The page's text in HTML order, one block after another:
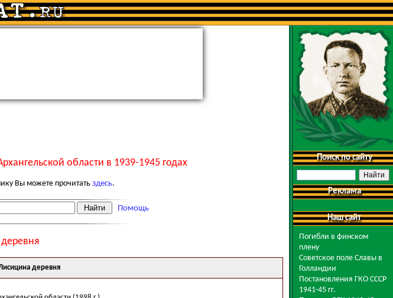
области в 1939-1945 годах
Вы можете прочитать здесь.
Помощь
деревня
Поиск по сайту
Реклама
Наш сайт
Погибли в финском
плену
Советское поле Славы в
Голландии
Постановления ГКО СССР
1941-45 гг.